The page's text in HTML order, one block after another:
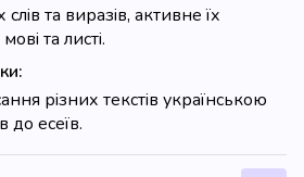
та виразів, активне їх
та листі.
різних текстів українською
до есеїв.